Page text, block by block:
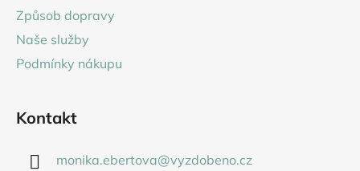
Způsob dopravy
Naše služby
Podmínky nákupu
Kontakt
monika.ebertova@vyzdobeno.cz